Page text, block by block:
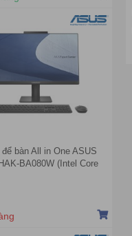
bàn All in One ASUS
BA080W (Intel Core
| 8GB | 512GB | Intel
FHD | Win 11 | Đen)